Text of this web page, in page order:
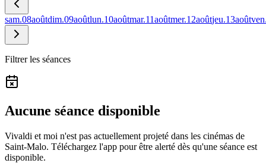
sam.08aoûtdim.09aoûtlun.10aoûtmar.11aoûtmer.12aoûtjeu.13août
Filtrer les séances
Aucune séance disponible
Vivaldi et moi n'est pas actuellement projeté dans les cinémas de
Saint-Malo. Téléchargez l'app pour être alerté dès qu'une séance est
disponible.